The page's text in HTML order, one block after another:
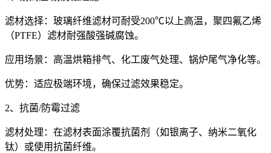
滤材选择：玻璃纤维滤材可耐受200℃以上高温，聚四氟乙烯
（PTFE）滤材耐强酸强碱腐蚀。
应用场景：高温烘箱排气、化工废气处理、锅炉尾气净化等。
优势：适应极端环境，确保过滤效果稳定。
2、抗菌/防霉过滤
滤材处理：在滤材表面涂覆抗菌剂（如银离子、纳米二氧化
钛）或使用抗菌纤维。